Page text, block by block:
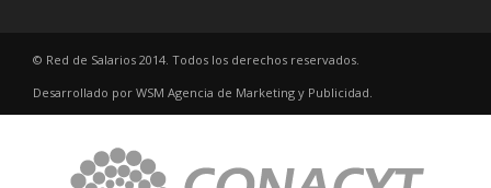
© Red de Salarios 2014. Todos los derechos reservados.
Desarrollado por WSM Agencia de Marketing y Publicidad